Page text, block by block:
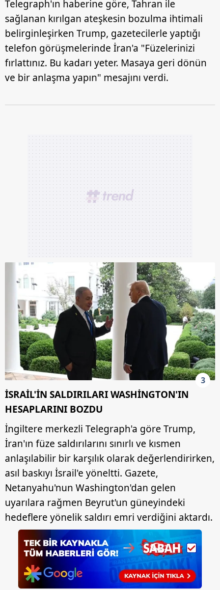
Telegraph'ın haberine göre, Tahran ile
sağlanan kırılgan ateşkesin bozulma ihtimali
belirginleşirken Trump, gazetecilerle yaptığı
telefon görüşmelerinde İran'a "Füzelerinizi
fırlattınız. Bu kadarı yeter. Masaya geri dönün
ve bir anlaşma yapın" mesajını verdi.
3
İSRAİL'İN SALDIRILARI WASHİNGTON'IN
HESAPLARINI BOZDU
İngiltere merkezli Telegraph'a göre Trump,
İran'ın füze saldırılarını sınırlı ve kısmen
anlaşılabilir bir karşılık olarak değerlendirirken,
asıl baskıyı İsrail'e yöneltti. Gazete,
Netanyahu'nun Washington'dan gelen
uyarılara rağmen Beyrut'un güneyindeki
hedeflere yönelik saldırı emri verdiğini aktardı.